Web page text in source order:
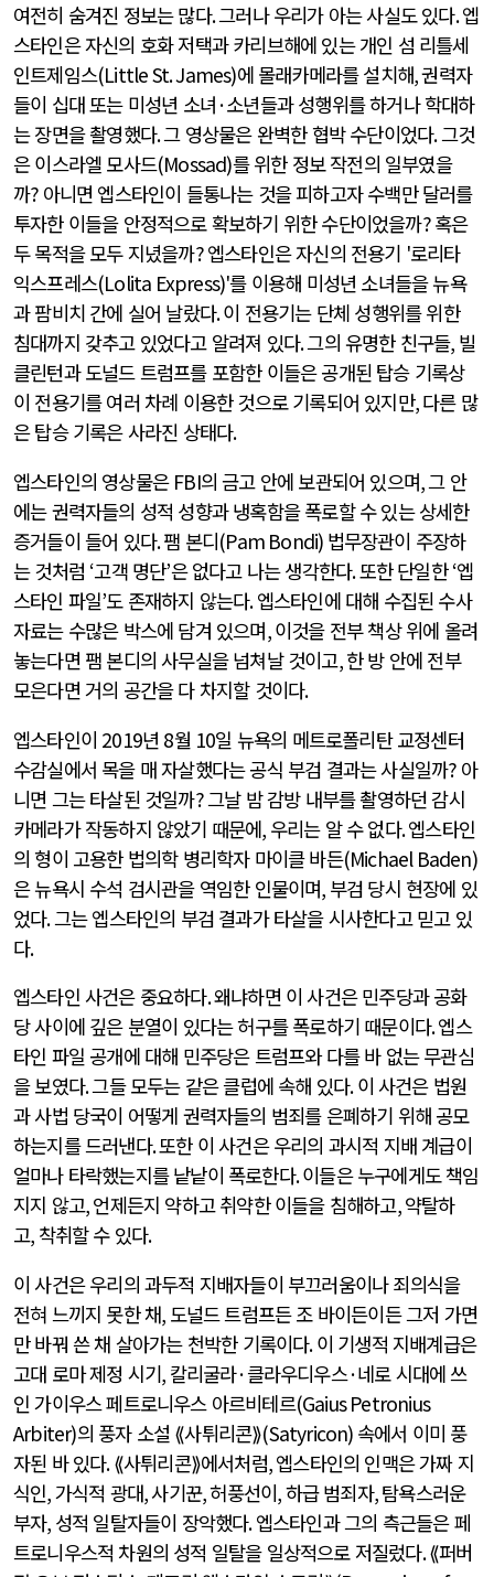
여전히 숨겨진 정보는 많다.그러나 우리가 아는 사실도 있다.엡
스타인은 자신의 호화 저택과 카리브해에 있는 개인 섬 리틀세
인트제임스(Little St. James)에 몰래카메라를 설치해,권력자
들이 십대 또는 미성년 소녀 ·소년들과 성행위를 하거나 학대하
는 장면을 촬영했다.그 영상물은 완벽한 협박 수단이었다.그것
은 이스라엘 모사드(Mossad)를 위한 정보 작전의 일부였을
까? 아니면 엡스타인이 들통나는 것을 피하고자 수백만 달러를
투자한 이들을 안정적으로 확보하기 위한 수단이었을까?혹은
두 목적을 모두 지녔을까?엡스타인은 자신의 전용기 '로리타
익스프레스(Lolita Express)'를 이용해 미성년 소녀들을 뉴욕
과 팜비치 간에 실어 날랐다.이 전용기는 단체 성행위를 위한
침대까지 갖추고 있었다고 알려져 있다.그의 유명한 친구들, 빌
클린턴과 도널드 트럼프를 포함한 이들은 공개된 탑승 기록상
이 전용기를 여러 차례 이용한 것으로 기록되어 있지만,다른 많
은 탑승 기록은 사라진 상태다.
엡스타인의 영상물은 FBI의 금고 안에 보관되어 있으며,그 안
에는 권력자들의 성적 성향과 냉혹함을 폭로할 수 있는 상세한
증거들이 들어 있다.팸 본디(Pam Bondi) 법무장관이 주장하
는 것처럼 ‘고객 명단’은 없다고 나는 생각한다.또한 단일한‘엡
스타인 파일’도 존재하지 않는다.엡스타인에 대해 수집된 수사
자료는 수많은 박스에 담겨 있으며,이것을 전부 책상 위에 올려
놓는다면 팸 본디의 사무실을 넘쳐날 것이고,한 방 안에 전부
모은다면 거의 공간을 다 차지할 것이다.
엡스타인이 2019년 8월 10일 뉴욕의 메트로폴리탄 교정센터
수감실에서 목을 매 자살했다는 공식 부검 결과는 사실일까? 아
니면 그는 타살된 것일까?그날 밤 감방 내부를 촬영하던 감시
카메라가 작동하지 않았기 때문에, 우리는 알 수 없다.엡스타인
의 형이 고용한 법의학 병리학자 마이클 바든(Michael Baden)
은 뉴욕시 수석 검시관을 역임한 인물이며, 부검 당시 현장에 있
었다.그는 엡스타인의 부검 결과가 타살을 시사한다고 믿고 있
다.
엡스타인 사건은 중요하다.왜냐하면 이 사건은 민주당과 공화
당 사이에 깊은 분열이 있다는 허구를 폭로하기 때문이다.엡스
타인 파일 공개에 대해 민주당은 트럼프와 다를 바 없는 무관심
을 보였다.그들 모두는 같은 클럽에 속해 있다.이 사건은 법원
과 사법 당국이 어떻게 권력자들의 범죄를 은폐하기 위해 공모
하는지를 드러낸다.또한 이 사건은 우리의 과시적 지배 계급이
얼마나 타락했는지를 낱낱이 폭로한다.이들은 누구에게도 책임
지지 않고,언제든지 약하고 취약한 이들을 침해하고,약탈하
고, 착취할 수 있다.
이 사건은 우리의 과두적 지배자들이 부끄러움이나 죄의식을
전혀 느끼지 못한 채, 도널드 트럼프든 조 바이든이든 그저 가면
만 바꿔 쓴 채 살아가는 천박한 기록이다.이 기생적 지배계급은
고대 로마 제정 시기, 칼리굴라·클라우디우스·네로 시대에 쓰
인 가이우스 페트로니우스 아르비테르(Gaius Petronius
Arbiter)의 풍자 소설 ⟪사튀리콘⟫(Satyricon) 속에서 이미 풍
자된 바 있다.⟪사튀리콘⟫에서처럼,엡스타인의 인맥은 가짜 지
식인,가식적 광대,사기꾼,허풍선이,하급 범죄자,탐욕스러운
부자, 성적 일탈자들이 장악했다.엡스타인과 그의 측근들은 페
트로니우스적 차원의 성적 일탈을 일상적으로 저질렀다.⟪퍼버